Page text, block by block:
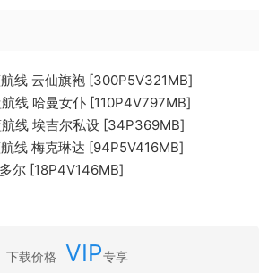
线 云仙旗袍 [300P5V321MB]
线 哈曼女仆 [110P4V797MB]
线 埃吉尔私设 [34P369MB]
线 梅克琳达 [94P5V416MB]
尔 [18P4V146MB]
下载价格 VIP专享